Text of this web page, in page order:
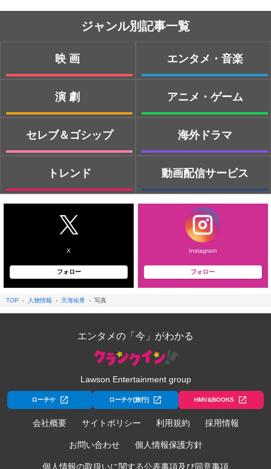
ジャンル別記事一覧
映画
演劇
セレブ＆ゴシップ
トレンド
エンタメ・音楽
アニメ・ゲーム
海外ドラマ
動画配信サービス
X
フォロー
Instagram
フォロー
TOP 人物情報 天海祐希 写真
エンタメの「今」がわかる
Lawson Entertainment group
ローチケ ローチケ[旅行] HMV&BOOKS
会社概要 サイトポリシー 利用規約 採用情報
お問い合わせ 個人情報保護方針
個人情報の取扱いに関する公表事項及び同意事項